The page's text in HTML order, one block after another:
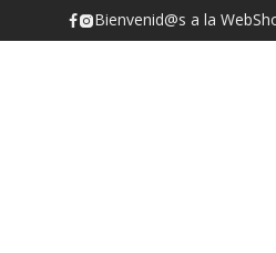
Bienvenid@s a la